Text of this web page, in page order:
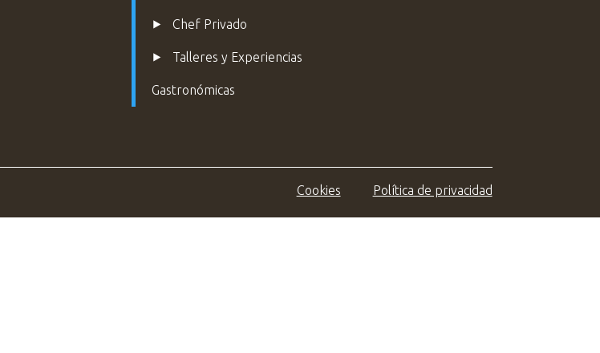
⯈ Chef Privado
⯈ Talleres y Experiencias
Gastronómicas
Cookies Política de privacidad